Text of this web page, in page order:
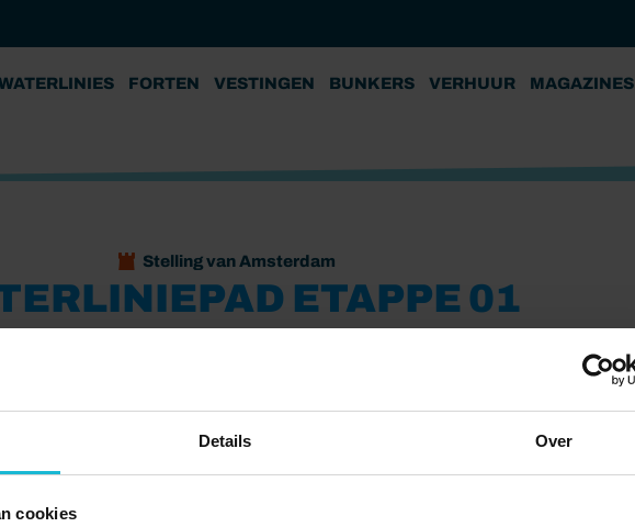
Details Over
cookies
FORTEN VESTINGEN BUNKERS VERHUUR MAGAZINES
Stelling van Amsterdam
ETAPPE 01
Vesting Purmerend
naar Dordrecht is een aaneenschakeling van
zoals Volendam, Weesp, Naarden, Nieuwersluis,
de oudste stad van Holland. En hoewel je altijd dicht
de Vechtplassen, langs rivieren zoals het Gein en